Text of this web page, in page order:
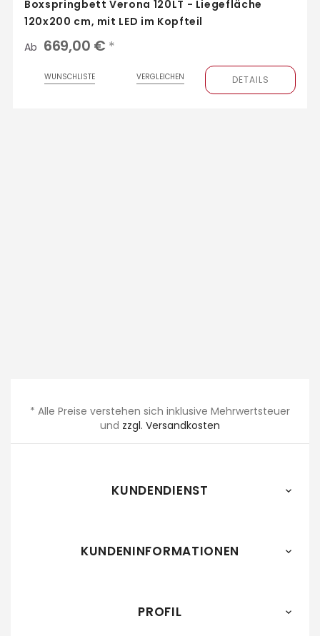
Boxspringbett Verona 120LT - Liegefläche
120x200 cm, mit LED im Kopfteil
Ab 669,00 € *
WUNSCHLISTE VERGLEICHEN DETAILS
* Alle Preise verstehen sich inklusive Mehrwertsteuer
und zzgl. Versandkosten
KUNDENDIENST 
KUNDENINFORMATIONEN 
PROFIL 